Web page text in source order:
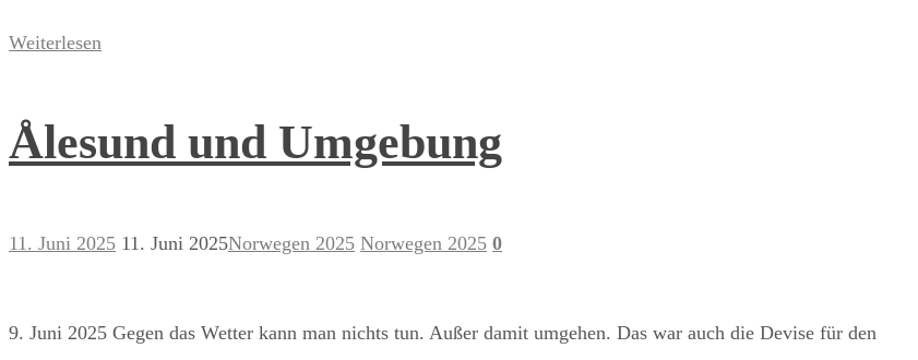
Weiterlesen
Ålesund und Umgebung
11. Juni 2025 11. Juni 2025Norwegen 2025 Norwegen 2025 0
9. Juni 2025 Gegen das Wetter kann man nichts tun. Außer damit umgehen. Das war auch die Devise für den